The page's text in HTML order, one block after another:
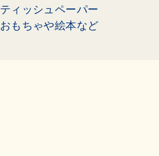
ティッシュペーパー
おもちゃや絵本など